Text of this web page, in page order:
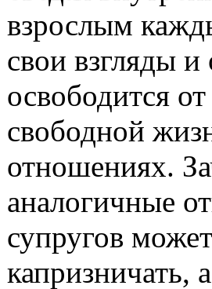
взрослым
свои взгляды
освободится
свободной
отношениях.
аналогичные
супругов
капризничать,